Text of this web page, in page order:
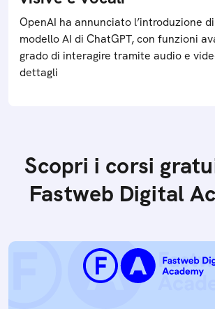
OpenAI ha annunciato l’introduzione
modello AI di ChatGPT, con funzioni
grado di interagire tramite audio e
dettagli
Scopri i corsi
Fastweb Digital